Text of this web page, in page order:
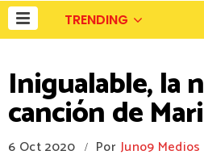
TRENDING
Inigualable, la
canción de
6 Oct 2020 / Por Juno9 Medios